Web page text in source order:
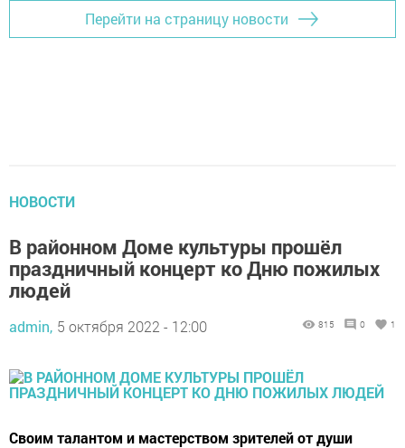
Перейти на страницу новости
НОВОСТИ
В районном Доме культуры прошёл
праздничный концерт ко Дню пожилых
людей
admin, 5 октября 2022 - 12:00 815 0 1
Своим талантом и мастерством зрителей от души